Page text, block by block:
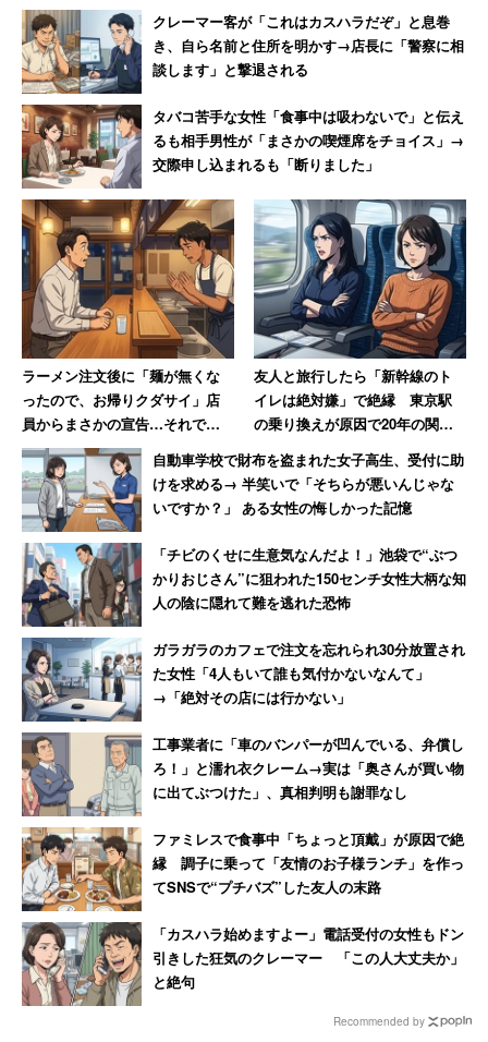
クレーマー客が「これはカスハラだぞ」と息巻
き、自ら名前と住所を明かす→店長に「警察に相
談します」と撃退される
タバコ苦手な女性「食事中は吸わないで」と伝え
るも相手男性が「まさかの喫煙席をチョイス」→
交際申し込まれるも「断りました」
ラーメン注文後に「麺が無くな
ったので、お帰りクダサイ」店
員からまさかの宣告…それでも
40代男性が怒らなかった理由
友人と旅行したら「新幹線のト
イレは絶対嫌」で絶縁 東京駅
の乗り換えが原因で20年の関係
に終止符を打った女性
自動車学校で財布を盗まれた女子高生、受付に助
けを求める→ 半笑いで「そちらが悪いんじゃな
いですか？」 ある女性の悔しかった記憶
「チビのくせに生意気なんだよ！」池袋で“ぶつ
かりおじさん”に狙われた150センチ女性大柄な知
人の陰に隠れて難を逃れた恐怖
ガラガラのカフェで注文を忘れられ30分放置され
た女性「4人もいて誰も気付かないなんて」
→「絶対その店には行かない」
工事業者に「車のバンパーが凹んでいる、弁償し
ろ！」と濡れ衣クレーム→実は「奥さんが買い物
に出てぶつけた」、真相判明も謝罪なし
ファミレスで食事中「ちょっと頂戴」が原因で絶
縁 調子に乗って「友情のお子様ランチ」を作っ
てSNSで“プチバズ”した友人の末路
「カスハラ始めますよー」電話受付の女性もドン
引きした狂気のクレーマー 「この人大丈夫か」
と絶句
Recommended by